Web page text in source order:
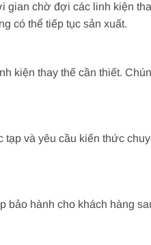
chờ đợi các linh kiện
có thể tiếp tục sản xuất.
kiện thay thế cần thiết.
và yêu cầu kiến thức
bảo hành cho khách hàng